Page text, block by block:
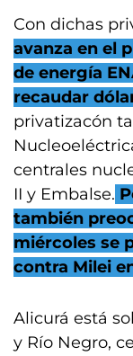
Con dichas
avanza en el
de energía
recaudar
privatizacón
centrales
II y Embalse.
también
miércoles se
contra Milei
Alicurá está
y Río Negro,